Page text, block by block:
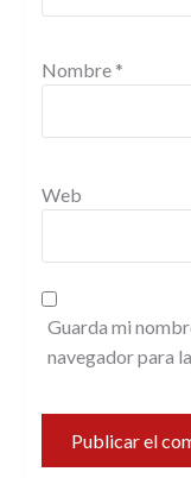
Nombre *
Web
Guarda mi
navegador para